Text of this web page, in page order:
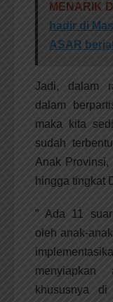
MENARIK
hadir di
ASAR
Jadi, dalam
dalam
maka kita
sudah
Anak Provinsi,
hingga tingkat
” Ada 11
oleh anak-
khususnya